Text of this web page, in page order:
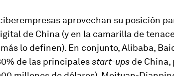
aprovechan su posición
de China (y en la camarilla de
lo definen). En conjunto, Alibaba,
de las principalesstart-ups de China,